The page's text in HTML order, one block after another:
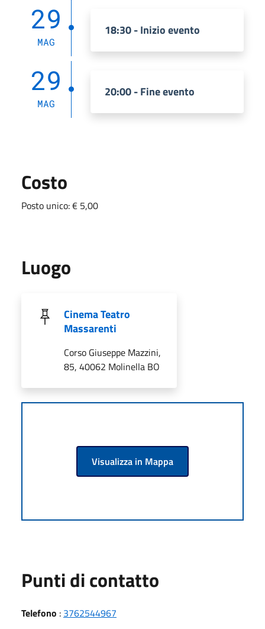
29
MAG
18:30 - Inizio evento
29
MAG
20:00 - Fine evento
Costo
Posto unico: € 5,00
Luogo
Cinema Teatro
Massarenti
Corso Giuseppe Mazzini,
85, 40062 Molinella BO
Visualizza in Mappa
Punti di contatto
Telefono : 3762544967